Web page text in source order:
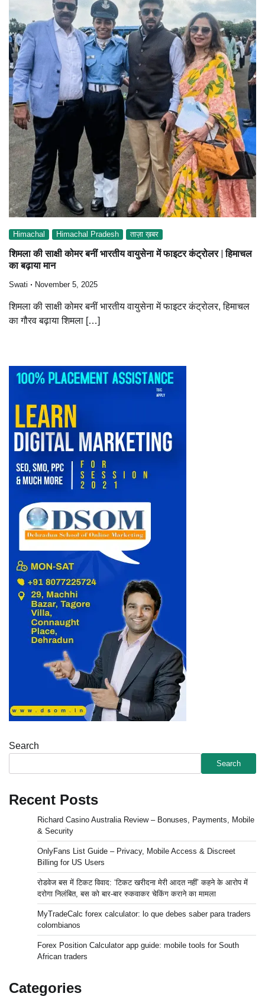
Himachal Himachal Pradesh ताज़ा ख़बर
शिमला की साक्षी कोमर बनीं भारतीय वायुसेना में फाइटर कंट्रोलर | हिमाचल
का बढ़ाया मान
Swati November 5, 2025
शिमला की साक्षी कोमर बनीं भारतीय वायुसेना में फाइटर कंट्रोलर, हिमाचल
का गौरव बढ़ाया शिमला […]
Search
Search
Recent Posts
Richard Casino Australia Review – Bonuses, Payments, Mobile
& Security
OnlyFans List Guide – Privacy, Mobile Access & Discreet
Billing for US Users
रोडवेज बस में टिकट विवाद: ‘टिकट खरीदना मेरी आदत नहीं’ कहने के आरोप में
दरोगा निलंबित, बस को बार-बार रुकवाकर चेकिंग कराने का मामला
MyTradeCalc forex calculator: lo que debes saber para traders
colombianos
Forex Position Calculator app guide: mobile tools for South
African traders
Categories